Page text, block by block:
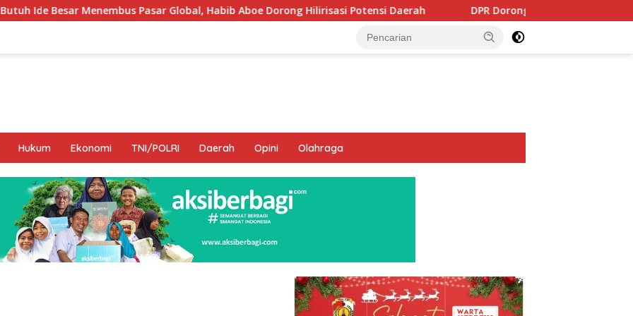
Pasar Global, Habib Aboe Dorong Hilirisasi Potensi Daerah DPR Dorong Program PTSL dan Percepatan Sertifikasi
Hukum Ekonomi TNI/POLRI Daerah Opini Olahraga